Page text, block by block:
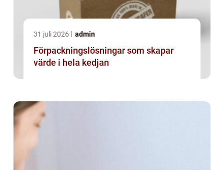
31 juli 2026 admin
Förpackningslösningar som skapar
värde i hela kedjan